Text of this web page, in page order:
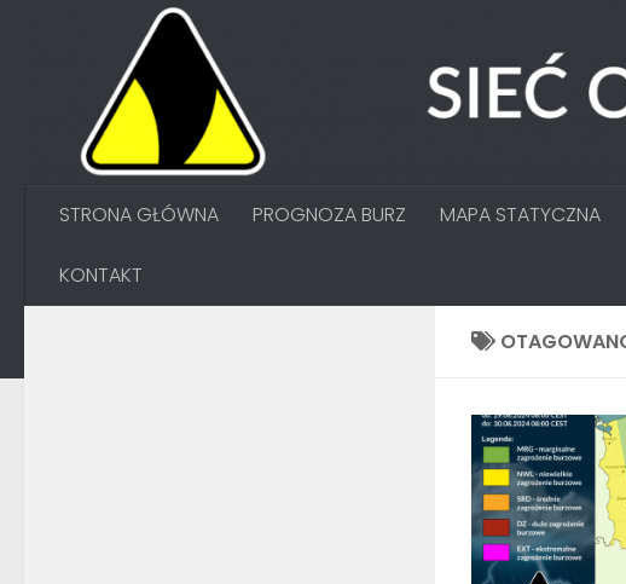
Przejdź do treści
STRONA GŁÓWNA PROGNOZA BURZ MAPA STATYCZNA
KONTAKT